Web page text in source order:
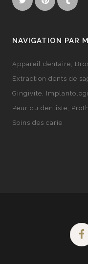
NAVIGATION PAR
Appareil dentaire
Extraction dents de
Gingivite
Peur du dentiste
Soins des carie